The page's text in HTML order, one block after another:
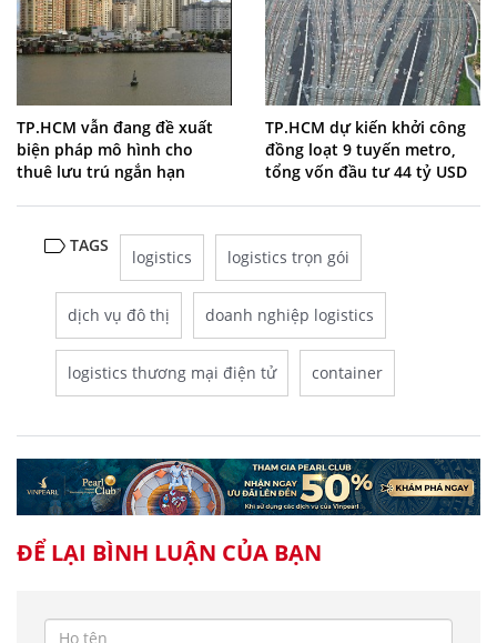
TP.HCM vẫn đang đề xuất
biện pháp mô hình cho
thuê lưu trú ngắn hạn
TP.HCM dự kiến khởi công
đồng loạt 9 tuyến metro,
tổng vốn đầu tư 44 tỷ USD
TAGS
logistics logistics trọn gói
dịch vụ đô thị doanh nghiệp logistics
logistics thương mại điện tử container
ĐỂ LẠI BÌNH LUẬN CỦA BẠN